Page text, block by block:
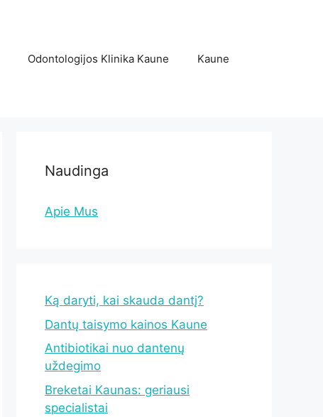
Odontologijos Klinika Kaune Kaune
Naudinga
Apie Mus
Ką daryti, kai skauda dantį?
Dantų taisymo kainos Kaune
Antibiotikai nuo dantenų
uždegimo
Breketai Kaunas: geriausi
specialistai